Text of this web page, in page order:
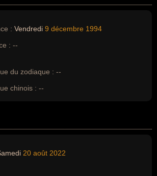
Destin
: Vendredi 9 décembre 1994
: --
du zodiaque : --
chinois : --
20 août 2022